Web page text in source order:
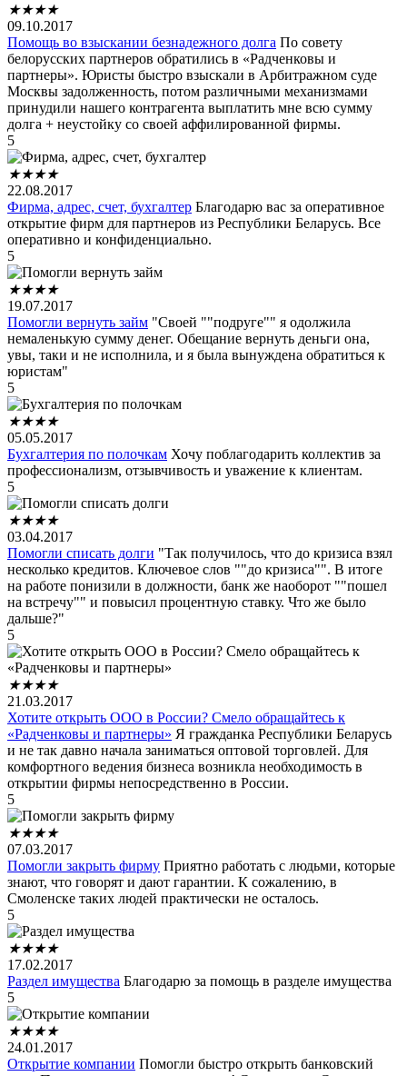
★★★★
09.10.2017
Помощь во взыскании безнадежного долга По совету
белорусских партнеров обратились в «Радченковы и
партнеры». Юристы быстро взыскали в Арбитражном суде
Москвы задолженность, потом различными механизмами
принудили нашего контрагента выплатить мне всю сумму
долга + неустойку со своей аффилированной фирмы.
5
★★★★
22.08.2017
Фирма, адрес, счет, бухгалтер Благодарю вас за оперативное
открытие фирм для партнеров из Республики Беларусь. Все
оперативно и конфиденциально.
5
★★★★
19.07.2017
Помогли вернуть займ "Своей ""подруге"" я одолжила
немаленькую сумму денег. Обещание вернуть деньги она,
увы, таки и не исполнила, и я была вынуждена обратиться к
юристам"
5
★★★★
05.05.2017
Бухгалтерия по полочкам Хочу поблагодарить коллектив за
профессионализм, отзывчивость и уважение к клиентам.
5
★★★★
03.04.2017
Помогли списать долги "Так получилось, что до кризиса взял
несколько кредитов. Ключевое слов ""до кризиса"". В итоге
на работе понизили в должности, банк же наоборот ""пошел
на встречу"" и повысил процентную ставку. Что же было
дальше?"
5
★★★★
21.03.2017
Хотите открыть ООО в России? Смело обращайтесь к
«Радченковы и партнеры» Я гражданка Республики Беларусь
и не так давно начала заниматься оптовой торговлей. Для
комфортного ведения бизнеса возникла необходимость в
открытии фирмы непосредственно в России.
5
★★★★
07.03.2017
Помогли закрыть фирму Приятно работать с людьми, которые
знают, что говорят и дают гарантии. К сожалению, в
Смоленске таких людей практически не осталось.
5
★★★★
17.02.2017
Раздел имущества Благодарю за помощь в разделе имущества
5
★★★★
24.01.2017
Открытие компании Помогли быстро открыть банковский